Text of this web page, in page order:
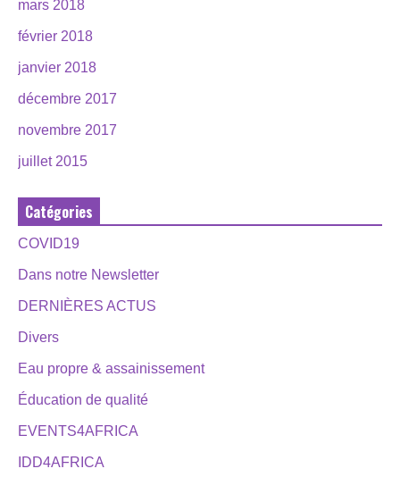
mars 2018
février 2018
janvier 2018
décembre 2017
novembre 2017
juillet 2015
Catégories
COVID19
Dans notre Newsletter
DERNIÈRES ACTUS
Divers
Eau propre & assainissement
Éducation de qualité
EVENTS4AFRICA
IDD4AFRICA